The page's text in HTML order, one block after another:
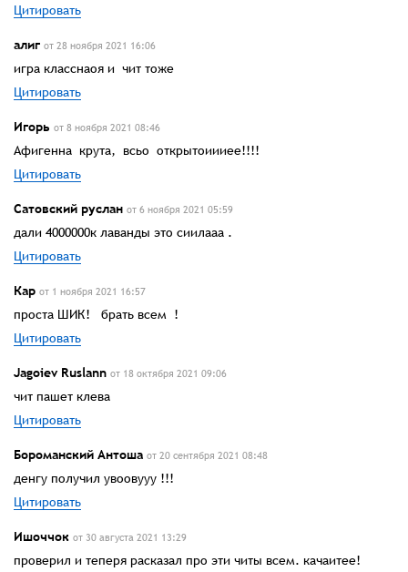
Цитировать
алиг от 28 ноября 2021 16:06
игра класснаоя и чит тоже
Цитировать
Игорь от 8 ноября 2021 08:46
Афигенна крута, всьо открытоиииее!!!!
Цитировать
Сатовский руслан от 6 ноября 2021 05:59
дали 4000000к лаванды это сиилааа .
Цитировать
Кар от 1 ноября 2021 16:57
проста ШИК! брать всем !
Цитировать
Jagoiev Ruslann от 18 октября 2021 09:06
чит пашет клева
Цитировать
Бороманский Антоша от 20 сентября 2021 08:48
денгу получил увоовууу !!!
Цитировать
Ишоччок от 30 августа 2021 13:29
проверил и теперя расказал про эти читы всем. качаитее!